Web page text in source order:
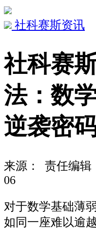
社科赛斯资讯
社科赛
法：数
逆袭密
来源：
责任编辑
06
对于数学基础薄
如同一座难以逾